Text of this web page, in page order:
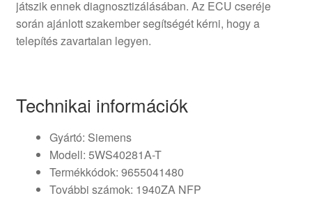
játszik ennek diagnosztizálásában. Az ECU cseréje
során ajánlott szakember segítségét kérni, hogy a
telepítés zavartalan legyen.
Technikai információk
Gyártó: Siemens
Modell: 5WS40281A-T
Termékkódok: 9655041480
További számok: 1940ZA NFP